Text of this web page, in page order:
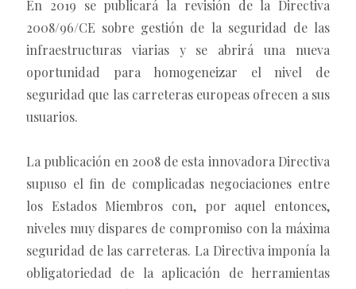
En 2019 se publicará la revisión de la Directiva
2008/96/CE sobre gestión de la seguridad de las
infraestructuras viarias y se abrirá una nueva
oportunidad para homogeneizar el nivel de
seguridad que las carreteras europeas ofrecen a sus
usuarios.
La publicación en 2008 de esta innovadora Directiva
supuso el fin de complicadas negociaciones entre
los Estados Miembros con, por aquel entonces,
niveles muy dispares de compromiso con la máxima
seguridad de las carreteras. La Directiva imponía la
obligatoriedad de la aplicación de herramientas